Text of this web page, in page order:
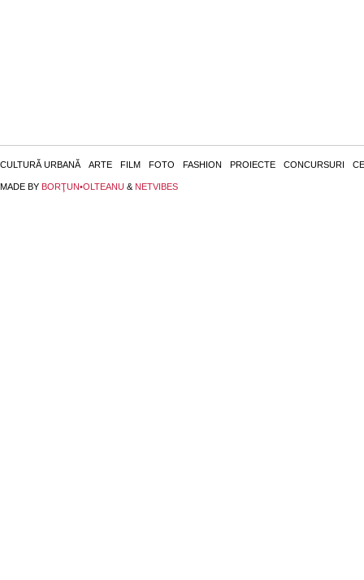
CULTURĂ URBANĂ ARTE FILM FOTO FASHION PROIECTE CONCURSURI
MADE BY BORŢUN•OLTEANU & NETVIBES